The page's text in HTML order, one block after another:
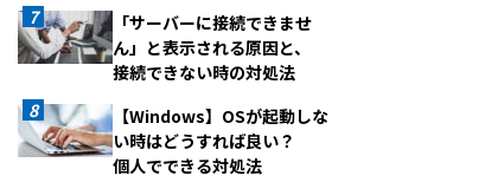
「サーバーに接続できませ
ん」と表示される原因と、
接続できない時の対処法
【Windows】OSが起動しな
い時はどうすれば良い？
個人でできる対処法